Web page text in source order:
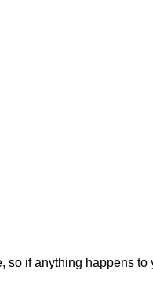
if anything happens to